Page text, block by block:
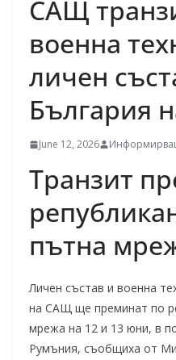
САЩ
военна
личен
България
June 12, 2026
Транзит
пътна
Личен състав и военна
на САЩ ще преминат по
мрежа на 12 и 13 юни, в
Румъния, съобщиха от